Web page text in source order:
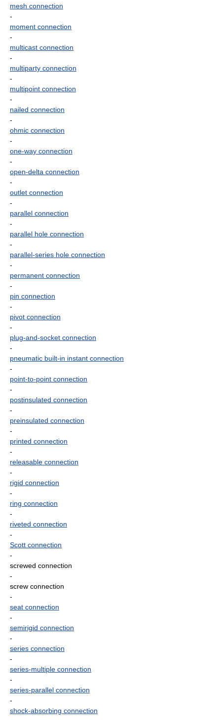
mesh connection
-
moment connection
-
multicast connection
-
multiparty connection
-
multipoint connection
-
nailed connection
-
ohmic connection
-
one-way connection
-
open-delta connection
-
outlet connection
-
parallel connection
-
parallel hole connection
-
parallel-series hole connection
-
permanent connection
-
pin connection
-
pivot connection
-
plug-and-socket connection
-
pneumatic built-in instant connection
-
point-to-point connection
-
postinsulated connection
-
preinsulated connection
-
printed connection
-
releasable connection
-
rigid connection
-
ring connection
-
riveted connection
-
Scott connection
-
screwed connection
-
screw connection
-
seat connection
-
semirigid connection
-
series connection
-
series-multiple connection
-
series-parallel connection
-
shock-absorbing connection